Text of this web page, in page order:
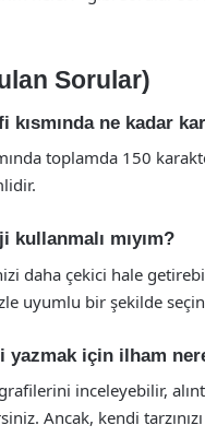
Sorular)
kısmında ne kadar
toplamda 150
mıyım?
daha çekici hale
uyumlu bir şekilde
yazmak için ilham
inceleyebilir,
Ancak, kendi